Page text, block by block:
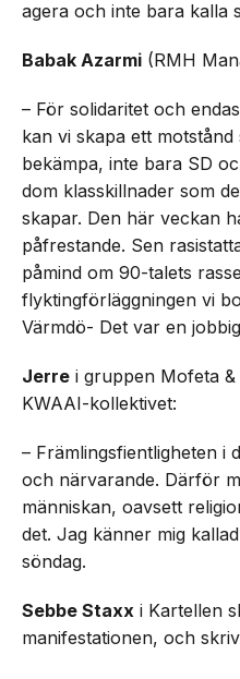
agera och inte bara kalla
Babak Azarmi (RMH
– För solidaritet och
kan vi skapa ett
bekämpa, inte bara SD
dom klasskillnader som
skapar. Den här veckan
påfrestande. Sen
påmind om 90-talets
flyktingförläggningen vi
Värmdö- Det var en
Jerre i gruppen Mofeta
KWAAI-kollektivet:
– Främlingsfientligheten i
och närvarande. Därför
människan, oavsett
det. Jag känner mig
söndag.
Sebbe Staxx i Kartellen
manifestationen, och